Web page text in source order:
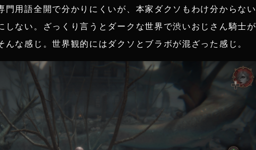
門用語全開で分かりにくいが、本家ダクソもわけ分からない
しない。ざっくり言うとダークな世界で渋いおじさん騎士が
んな感じ。世界観的にはダクソとブラボが混ざった感じ。